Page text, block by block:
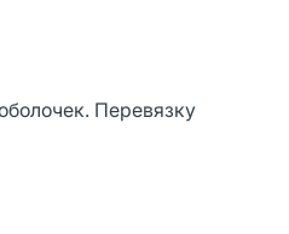
Перевязку